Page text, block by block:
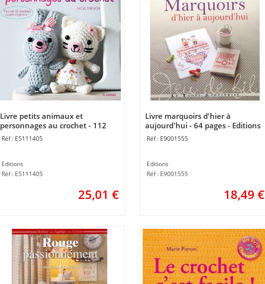
Livre petits animaux et
personnages au crochet - 112
pages - Editions
E5111405
Editions
Réf : E5111405
25,01 €
Livre marquoirs d'hier à
aujourd'hui - 64 pages - Editions
E9001555
Editions
Réf : E9001555
18,49 €